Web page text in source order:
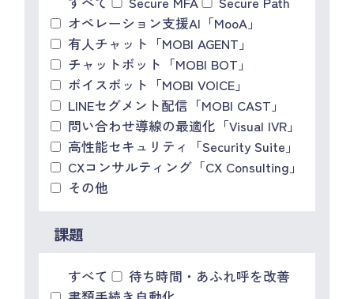
オペレーション支援AI「MooA」
有人チャット「MOBI AGENT」
チャットボット「MOBI BOT」
ボイスボット「MOBI VOICE」
LINEセグメント配信「MOBI CAST」
問い合わせ導線の最適化「Visual IVR」
高性能セキュリティ「Security Suite」
CXコンサルティング「CX Consulting」
その他
課題
すべて
待ち時間・あふれ呼を改善